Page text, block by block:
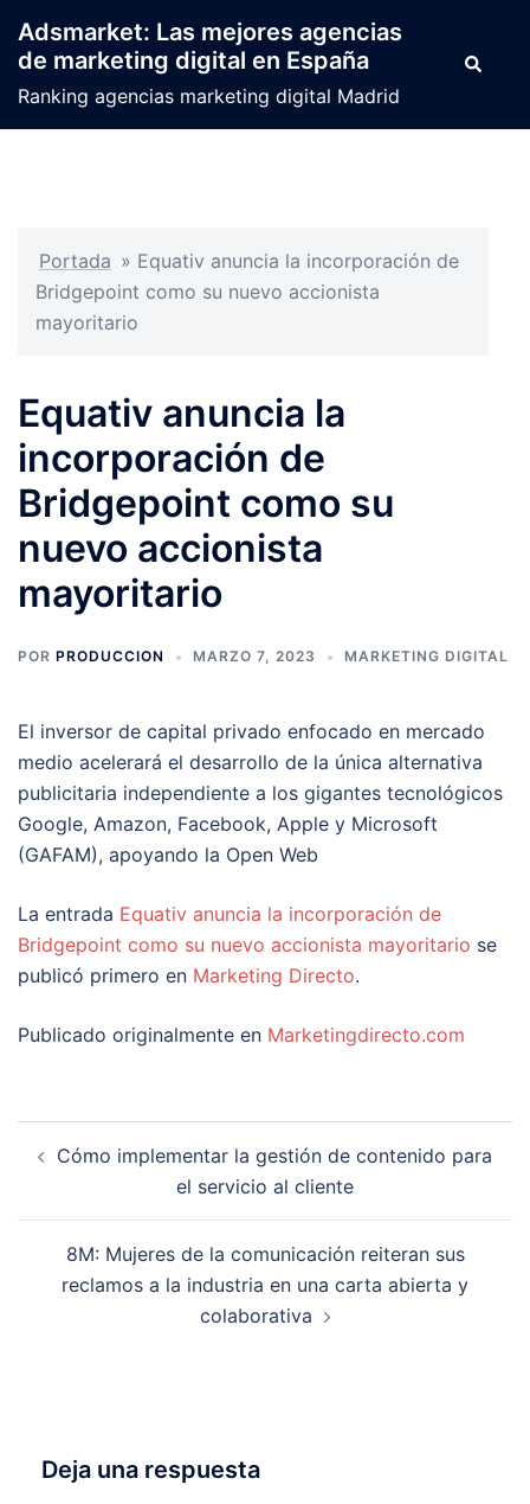
contenido
Adsmarket: Las mejores agencias
de marketing digital en España
Ranking agencias marketing digital Madrid
Buscar
Portada » Equativ anuncia la incorporación de
Bridgepoint como su nuevo accionista
mayoritario
Equativ anuncia la
incorporación de
Bridgepoint como su
nuevo accionista
mayoritario
POR PRODUCCION MARZO 7, 2023 MARKETING DIGITAL
El inversor de capital privado enfocado en mercado
medio acelerará el desarrollo de la única alternativa
publicitaria independiente a los gigantes tecnológicos
Google, Amazon, Facebook, Apple y Microsoft
(GAFAM), apoyando la Open Web
La entrada Equativ anuncia la incorporación de
Bridgepoint como su nuevo accionista mayoritario se
publicó primero en Marketing Directo.
Publicado originalmente en Marketingdirecto.com
de Cómo implementar la gestión de contenido para
el servicio al cliente
8M: Mujeres de la comunicación reiteran sus
reclamos a la industria en una carta abierta y
colaborativa
Deja una respuesta